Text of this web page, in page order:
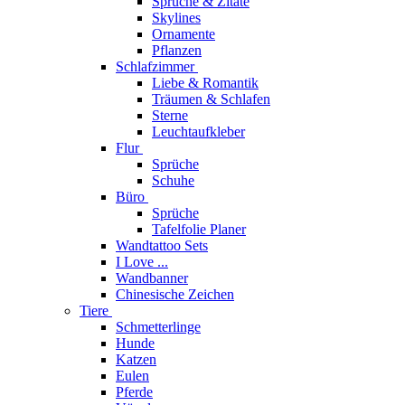
Skylines
Ornamente
Pflanzen
Schlafzimmer
Liebe & Romantik
Träumen & Schlafen
Sterne
Leuchtaufkleber
Flur
Sprüche
Schuhe
Büro
Sprüche
Tafelfolie Planer
Wandtattoo Sets
I Love ...
Wandbanner
Chinesische Zeichen
Tiere
Schmetterlinge
Hunde
Katzen
Eulen
Pferde